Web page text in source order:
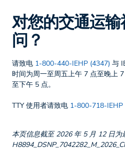
对您的交通运
问？
请致电 1-800-440-IEHP (4347) 与
时间为周一至周五上午 7 点至晚上
至下午 5 点。
TTY 使用者请致电 1-800-718-IEHP
本页信息截至 2026 年 5 月 12 日为